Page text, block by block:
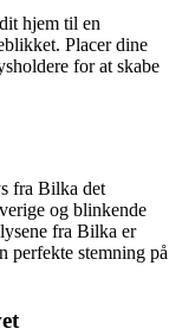
hjem til en
Placer dine
for at skabe
fra Bilka det
og blinkende
fra Bilka er
perfekte stemning på